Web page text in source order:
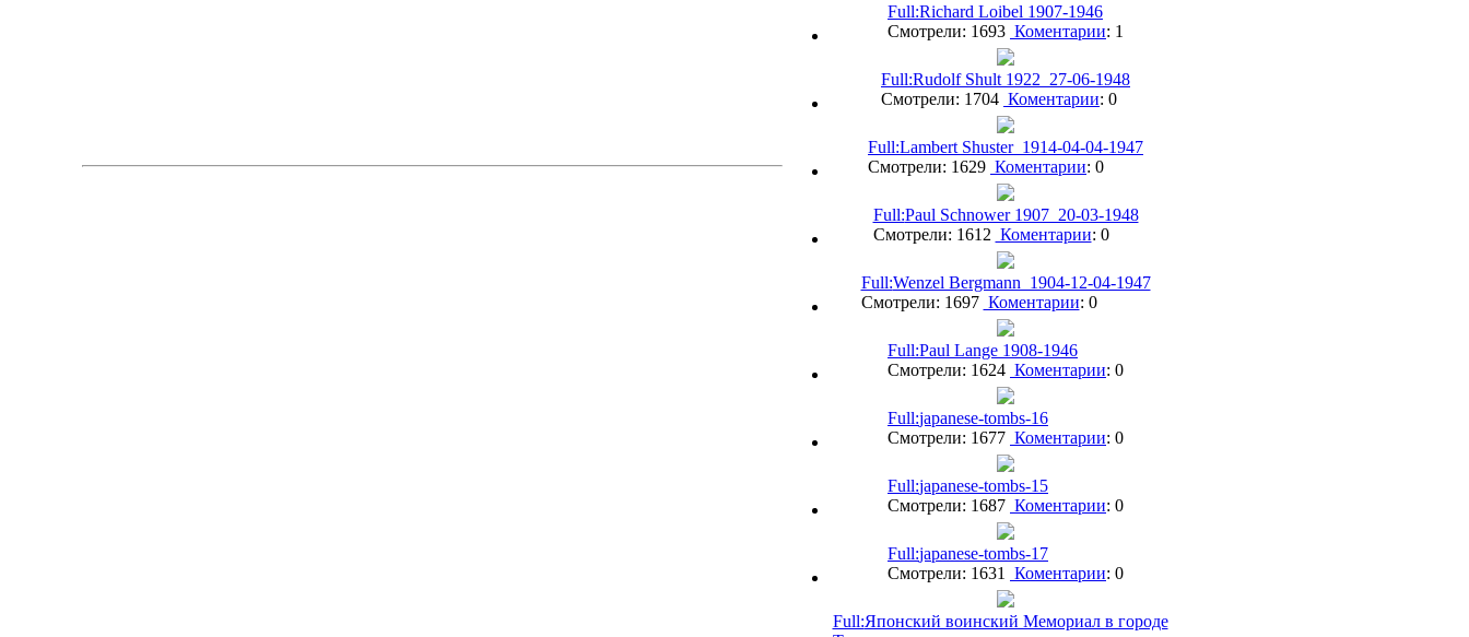
Full:Richard Loibel 1907-1946
Смотрели: 1693 Коментарии: 1
Full:Rudolf Shult 1922_27-06-1948
Смотрели: 1704 Коментарии: 0
Full:Lambert Shuster_1914-04-04-1947
Смотрели: 1629 Коментарии: 0
Full:Paul Schnower 1907_20-03-1948
Смотрели: 1612 Коментарии: 0
Full:Wenzel Bergmann_1904-12-04-1947
Смотрели: 1697 Коментарии: 0
Full:Paul Lange 1908-1946
Смотрели: 1624 Коментарии: 0
Full:japanese-tombs-16
Смотрели: 1677 Коментарии: 0
Full:japanese-tombs-15
Смотрели: 1687 Коментарии: 0
Full:japanese-tombs-17
Смотрели: 1631
Коментарии: 0
Full:Японский воинский Мемориал в городе